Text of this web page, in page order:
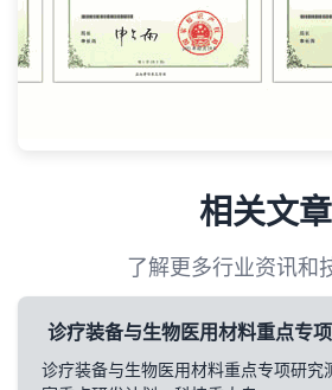
相关文章
了解更多行业资讯和
诊疗装备与生物医用材料重点专
诊疗装备与生物医用材料重点专项研究